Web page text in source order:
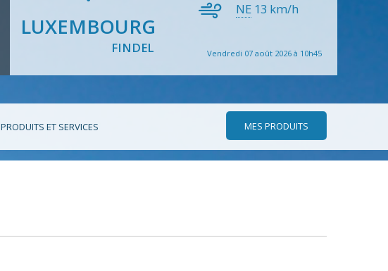
LUXEMBOURG
FINDEL
NE 13 km/h
Vendredi 07 août 2026 à 10h45
PRODUITS ET SERVICES MES PRODUITS